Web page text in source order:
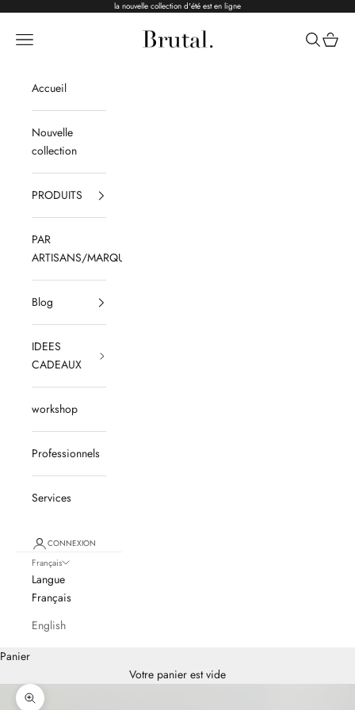
la nouvelle collection d'été est en ligne
Brutal Ceramics
Menu Recherche
Panier
Accueil
Nouvelle
collection
PRODUITS
PAR
ARTISANS/MARQUES
Blog
IDEES
CADEAUX
workshop
Professionnels
Services
CONNEXION
Français
Langue
Français
English
Panier
Votre panier est vide
Zoomer sur l'image